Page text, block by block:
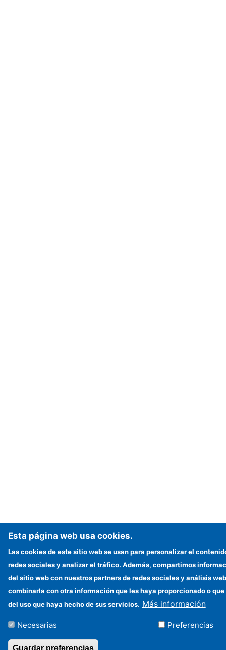
Esta página web usa cookies.
Las cookies de este sitio web se usan para personalizar el
redes sociales y analizar el tráfico. Además, compartimos
del sitio web con nuestros partners de redes sociales y análisis
combinarla con otra información que les haya proporcionado o
del uso que haya hecho de sus servicios. Más información
Necesarias Preferencias
Guardar preferencias